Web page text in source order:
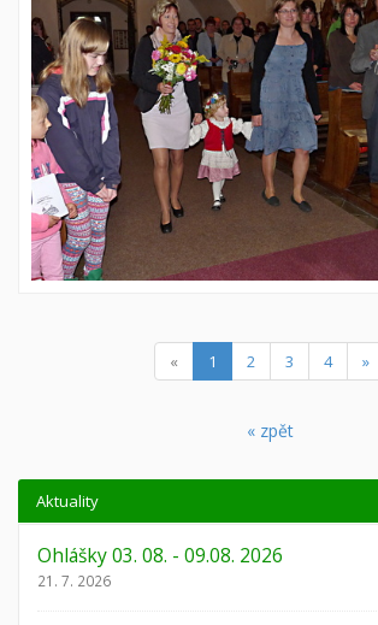
« 1 (current)
2 3 4 »
« zpět
Aktuality
Ohlášky 03. 08. - 09.08. 2026
21. 7. 2026